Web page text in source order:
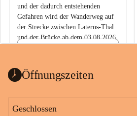
und der dadurch entstehenden
Gefahren wird der Wanderweg auf
der Strecke zwischen Laterns-Thal
und der Brücke ab dem 03.08.2026
ht
1 Seite•0,1 MB
Öffnungszeiten
Geschlossen